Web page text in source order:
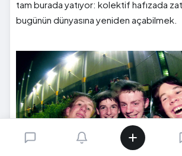
tam burada yatıyor: kolektif hafızada
bugünün dünyasına yeniden açabilmek.